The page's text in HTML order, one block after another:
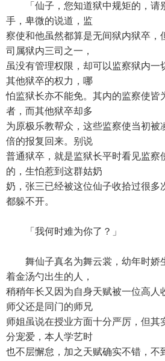
「仙子，您知道狱中规矩的，请
手，卑微的说道，监
察使和他虽然都算是无间狱内狱卒，
司属狱内三司之一，
虽没有管理权限，却可以监察狱内一
其他狱卒的权力，哪
怕监狱长亦不能免。其内的监察使皆
者，而其他狱卒却多
为原极乐教帮众，这些监察使当初被
倍的报复回来。别说
普通狱卒，就是监狱长平时看见监察
的，生怕惹到这群姑奶
奶，张三已经被这位仙子收拾过很多
都躲不开。
「我何时难为你了？」
舞仙子真名为舞云裳，幼年时娇
着金汤勺出生的人，
稍稍年长又因为自身天赋被一位高人
师父还是同门的师兄
师姐虽说在授业方面十分严厉，但其
分宠爱，本人学艺时
也不层懈怠，加之天赋确实不错，不